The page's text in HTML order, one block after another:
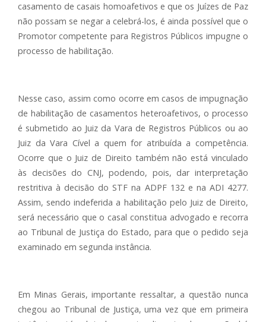
casamento de casais homoafetivos e que os Juízes de Paz
não possam se negar a celebrá-los, é ainda possível que o
Promotor competente para Registros Públicos impugne o
processo de habilitação.
Nesse caso, assim como ocorre em casos de impugnação
de habilitação de casamentos heteroafetivos, o processo
é submetido ao Juiz da Vara de Registros Públicos ou ao
Juiz da Vara Cível a quem for atribuída a competência.
Ocorre que o Juiz de Direito também não está vinculado
às decisões do CNJ, podendo, pois, dar interpretação
restritiva à decisão do STF na ADPF 132 e na ADI 4277.
Assim, sendo indeferida a habilitação pelo Juiz de Direito,
será necessário que o casal constitua advogado e recorra
ao Tribunal de Justiça do Estado, para que o pedido seja
examinado em segunda instância.
Em Minas Gerais, importante ressaltar, a questão nunca
chegou ao Tribunal de Justiça, uma vez que em primeira